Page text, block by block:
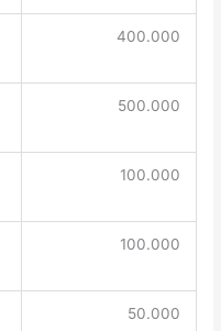
400.000
500.000
100.000
100.000
50.000